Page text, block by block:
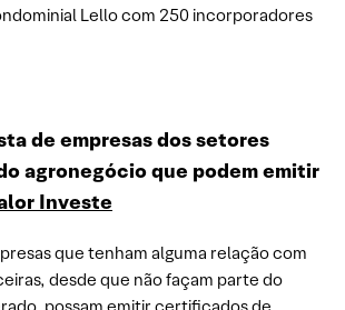
Lello com 250 incorporadores
de empresas dos setores
agronegócio que podem emitir
Investe
que tenham alguma relação com
desde que não façam parte do
possam emitir certificados de